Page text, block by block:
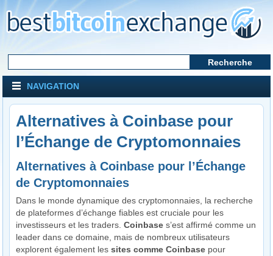
NAVIGATION
Alternatives à Coinbase pour
l’Échange de Cryptomonnaies
Alternatives à Coinbase pour l’Échange
de Cryptomonnaies
Dans le monde dynamique des cryptomonnaies, la recherche
de plateformes d’échange fiables est cruciale pour les
investisseurs et les traders.Coinbase s’est affirmé comme un
leader dans ce domaine, mais de nombreux utilisateurs
explorent également lessites comme Coinbase pour